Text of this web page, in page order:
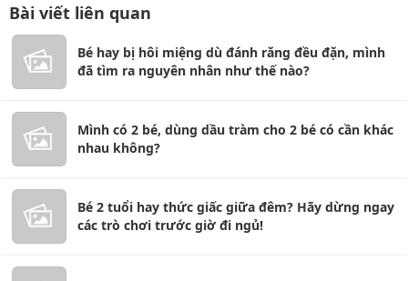
Bài viết liên quan
Bé hay bị hôi miệng dù đánh răng đều đặn, mình
đã tìm ra nguyên nhân như thế nào?
Mình có 2 bé, dùng dầu tràm cho 2 bé có cần khác
nhau không?
Bé 2 tuổi hay thức giấc giữa đêm? Hãy dừng ngay
các trò chơi trước giờ đi ngủ!